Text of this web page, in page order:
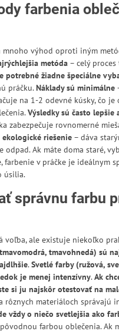
farbenia
mnoho výhod oproti iným
metóda – celý
potrebné žiadne špeciálne
práčku.Náklady sú minimálne
na 1-2 odevné kúsky, čo je
Výsledky sú často lepšie
zabezpečuje rovnomerné
ekologické riešenie – dáva
odpad. Ak máte doma staré,
farbenie v práčke je ideálnym
úsilia.
správnu farbu
voľba, ale existuje niekoľko
tmavohnedá) sú
.Svetlé farby (ružová,
je menej intenzívny.Ak
si ju najskôr otestovať na
rôznych materiáloch správajú
vždy o niečo svetlejšia ako
farbou oblečenia. Ak